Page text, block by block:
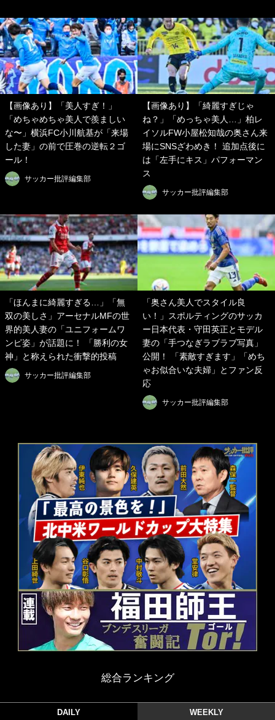
【画像あり】「美人すぎ！」
「めちゃめちゃ美人で羨ましい
な〜」横浜FC小川航基が「来場
した妻」の前で圧巻の逆転２ゴ
ール！
サッカー批評編集部
【画像あり】「綺麗すぎじゃ
ね？」「めっちゃ美人…」柏レ
イソルFW小屋松知哉の奥さん来
場にSNSざわめき！ 追加点後に
は「左手にキス」パフォーマン
ス
サッカー批評編集部
「ほんまに綺麗すぎる…」「無
双の美しさ」アーセナルMFの世
界的美人妻の「ユニフォームワ
ンピ姿」が話題に！ 「勝利の女
神」と称えられた衝撃的投稿
サッカー批評編集部
「奥さん美人でスタイル良
い！」スポルティングのサッカ
ー日本代表・守田英正とモデル
妻の「手つなぎラブラブ写真」
公開！ 「素敵すぎます」「めち
ゃお似合いな夫婦」とファン反
応
サッカー批評編集部
総合ランキング
DAILY WEEKLY